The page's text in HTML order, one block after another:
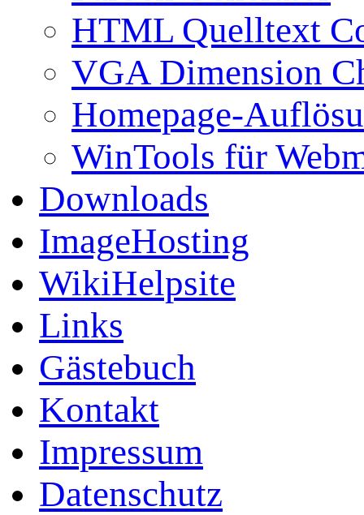
HTML Quelltext
VGA Dimension
Homepage-
WinTools für
Downloads
ImageHosting
WikiHelpsite
Links
Gästebuch
Kontakt
Impressum
Datenschutz